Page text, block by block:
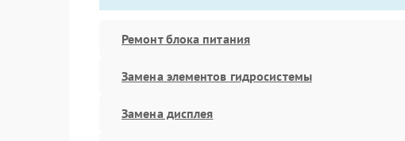
Ремонт блока питания
Замена элементов гидросистемы
Замена дисплея